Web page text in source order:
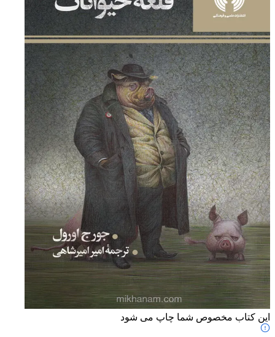
این کتاب مخصوص شما چاپ می شود